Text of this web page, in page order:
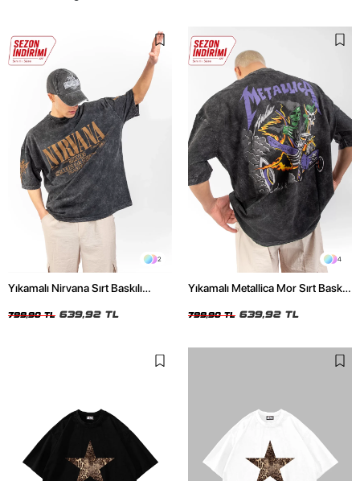
2
Yıkamalı Nirvana Sırt Baskılı
799,90 TL 639,92 TL
4
Yıkamalı Metallica Mor Sırt Baskılı
799,90 TL 639,92 TL